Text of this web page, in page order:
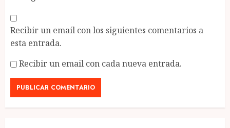
Recibir un email con los siguientes comentarios a
esta entrada.
Recibir un email con cada nueva entrada.